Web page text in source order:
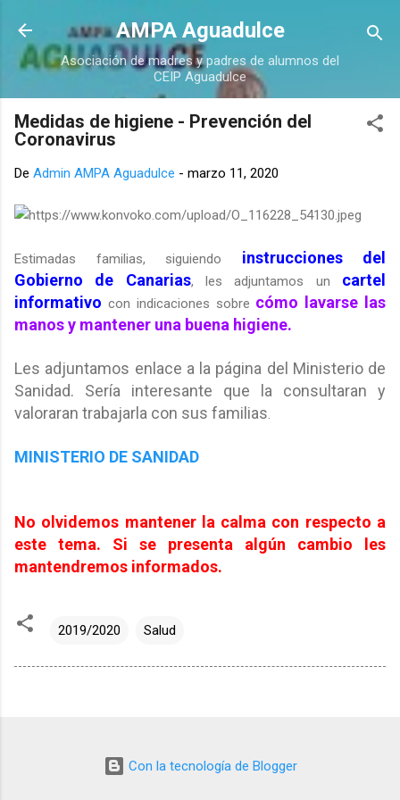
Ir al contenido principal
AMPA Aguadulce
Asociación de madres y padres de alumnos del
CEIP Aguadulce
Medidas de higiene - Prevención del
Coronavirus
De Admin AMPA Aguadulce - marzo 11, 2020
Estimadas familias, siguiendo instrucciones del
Gobierno de Canarias, les adjuntamos un cartel
informativo con indicaciones sobre cómo lavarse las
manos y mantener una buena higiene.
Les adjuntamos enlace a la página del Ministerio de
Sanidad. Sería interesante que la consultaran y
valoraran trabajarla con sus familias
MINISTERIO DE SANIDAD
No olvidemos mantener la calma con respecto a
este tema. Si se presenta algún cambio les
mantendremos informados.
2019/2020 Salud
Con la tecnología de Blogger